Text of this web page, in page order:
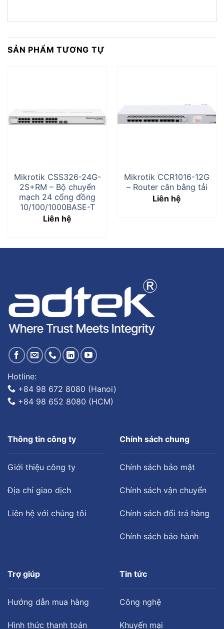
SẢN PHẨM TƯƠNG TỰ
Mikrotik CSS326-24G-
2S+RM – Bộ chuyển
mạch 24 cổng đồng
10/100/1000BASE-T
Liên hệ
Mikrotik CCR1016-12G
– Router cân bằng tải
Liên hệ
Hotline:
+84 98 672 8080 (Hanoi)
+84 98 652 8080 (HCM)
Thông tin công ty
Giới thiệu công ty
Địa chỉ giao dịch
Liên hệ với chúng tôi
Chính sách chung
Chính sách bảo mật
Chính sách vận chuyển
Chính sách đổi trả hàng
Chính sách bảo hành
Trợ giúp
Hướng dẫn mua hàng
Hình thức thanh toán
Tin tức
Công nghệ
Khuyến mại